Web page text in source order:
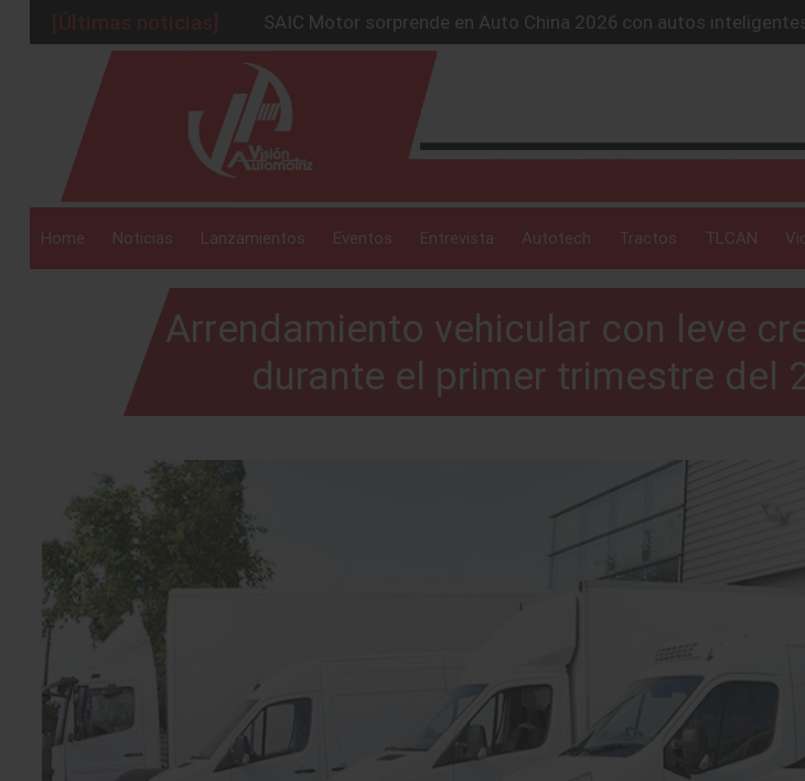
[Últimas noticias]
SAIC Motor sorprende en Auto China 2026 con autos
BMW Group alcanza los 2 millones de autos eléctricos y acelera
La Nissan Frontier V6 PRO-4X conquista la Ruta del Oso en México
Kia lanza en México el servicio “59 minutos o gratis” y sacude la
GAC sacude México con un SUV híbrido de más de 1,000 km
Home Noticias Lanzamientos Eventos Entrevista Autotech Tractos TLCAN
Arrendamiento vehicular con leve
durante el primer trimestre del